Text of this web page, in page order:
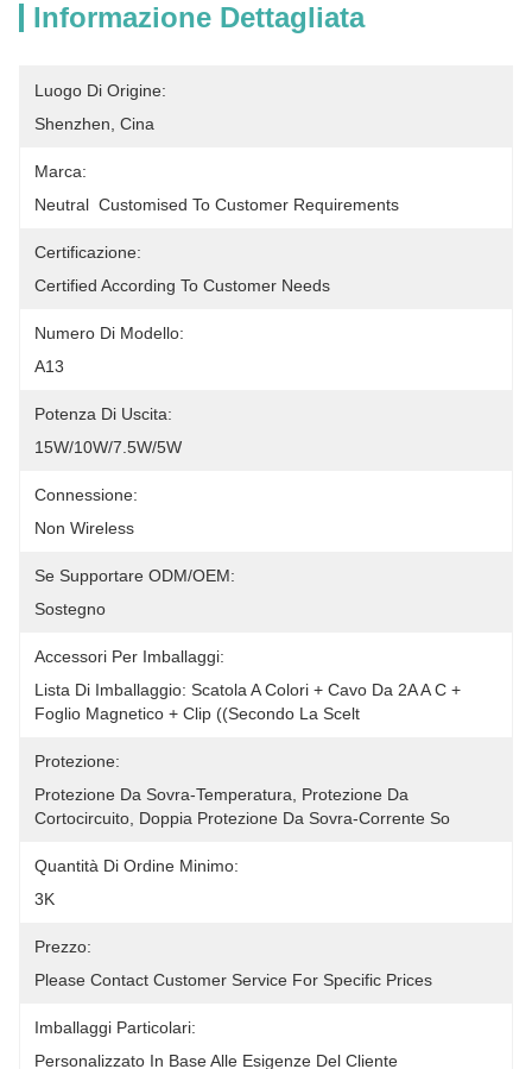
Informazione Dettagliata
Luogo Di Origine:
Shenzhen, Cina
Marca:
Neutral  Customised To Customer Requirements
Certificazione:
Certified According To Customer Needs
Numero Di Modello:
A13
Potenza Di Uscita:
15W/10W/7.5W/5W
Connessione:
Non Wireless
Se Supportare ODM/OEM:
Sostegno
Accessori Per Imballaggi:
Lista Di Imballaggio: Scatola A Colori + Cavo Da 2A A C +
Foglio Magnetico + Clip ((secondo La Scelt
Protezione:
Protezione Da Sovra-Temperatura, Protezione Da
Cortocircuito, Doppia Protezione Da Sovra-Corrente So
Quantità Di Ordine Minimo:
3K
Prezzo:
Please Contact Customer Service For Specific Prices
Imballaggi Particolari:
Personalizzato In Base Alle Esigenze Del Cliente